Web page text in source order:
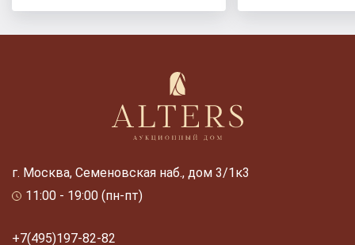
г. Москва, Семеновская наб., дом 3/1к3
11:00 - 19:00 (пн-пт)
+7(495)197-82-82